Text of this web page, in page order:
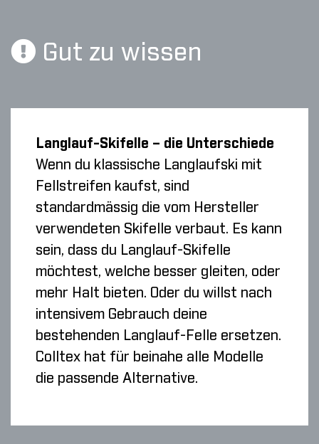
Gut zu wissen
Langlauf-Skifelle – die Unterschiede
Wenn du klassische Langlaufski mit
Fellstreifen kaufst, sind
standardmässig die vom Hersteller
verwendeten Skifelle verbaut. Es kann
sein, dass du Langlauf-Skifelle
möchtest, welche besser gleiten, oder
mehr Halt bieten. Oder du willst nach
intensivem Gebrauch deine
bestehenden Langlauf-Felle ersetzen.
Colltex hat für beinahe alle Modelle
die passende Alternative.